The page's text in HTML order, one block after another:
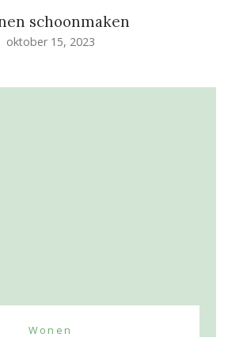
schoonmaken
oktober 15, 2023
Wonen